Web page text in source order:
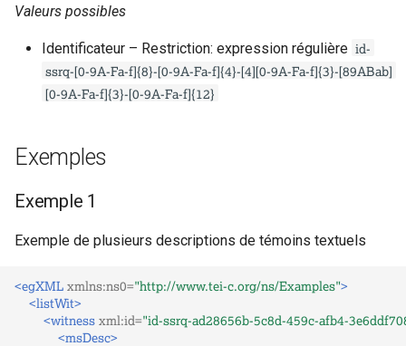
Valeurs possibles
Identificateur – Restriction: expression régulière id-
ssrq-[0-9A-Fa-f]{8}-[0-9A-Fa-f]{4}-[4][0-9A-Fa-f]{3}-[89ABab]
[0-9A-Fa-f]{3}-[0-9A-Fa-f]{12}
Exemples
Exemple 1
Exemple de plusieurs descriptions de témoins textuels
<egXML xmlns:ns0="http://www.tei-c.org/ns/Examples">
<listWit>
<witness xml:id="id-ssrq-ad28656b-5c8d-459c-afb4-
<msDesc>